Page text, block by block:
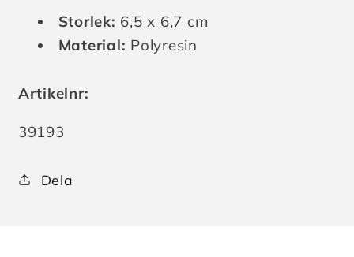
Storlek: 6,5 x 6,7 cm
Material: Polyresin
Artikelnr:
Lagerhållningsenhet:
39193
Dela